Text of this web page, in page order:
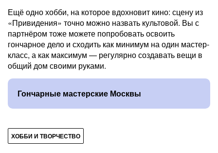
Ещё одно хобби, на которое вдохновит кино: сцену из
«Привидения» точно можно назвать культовой. Вы с
партнёром тоже можете попробовать освоить
гончарное дело и сходить как минимум на один мастер-
класс, а как максимум — регулярно создавать вещи в
общий дом своими руками.
Гончарные мастерские Москвы
ХОББИ И ТВОРЧЕСТВО